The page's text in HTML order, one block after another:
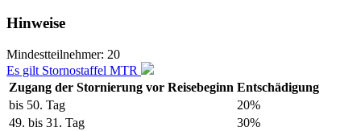
Hinweise
Mindestteilnehmer: 20
Es gilt Stornostaffel MTR
Zugang der Stornierung vor Reisebeginn Entschädigung
bis 50. Tag
20%
49. bis 31. Tag
30%